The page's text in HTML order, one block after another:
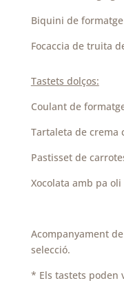
Biquini de
Focaccia de truita
Tastets dolços:
Coulant de
Tartaleta de crema
Pastisset de
Xocolata amb pa oli
Acompanyament
selecció.
* Els tastets poden